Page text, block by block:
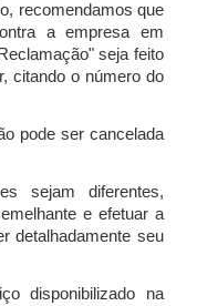
recomendamos que
a empresa em
seja feito
citando o número do
pode ser cancelada
sejam diferentes,
e efetuar a
detalhadamente seu
disponibilizado na